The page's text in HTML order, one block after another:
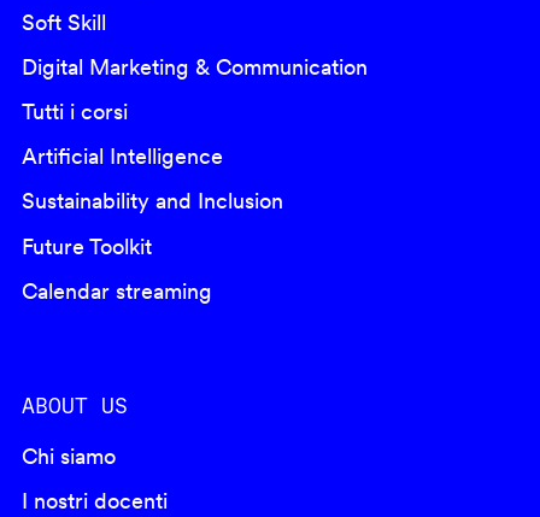
Soft Skill
Digital Marketing & Communication
Tutti i corsi
Artificial Intelligence
Sustainability and Inclusion
Future Toolkit
Calendar streaming
ABOUT US
Chi siamo
I nostri docenti